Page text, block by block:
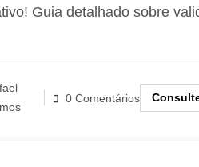
Guia detalhado sobre
0 Comentários